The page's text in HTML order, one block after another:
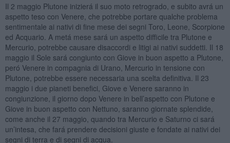
Il 2 maggio Plutone inizierá il suo moto retrogrado, e subito avrá un
aspetto teso con Venere, che potrebbe portare qualche problema
sentimentale ai nativi di fine mese dei segni Toro, Leone, Scorpione
ed Acquario. A metá mese sará un aspetto difficile tra Plutone e
Mercurio, potrebbe causare disaccordi e litigi ai nativi suddetti. Il 18
maggio il Sole sará congiunto con Giove in buon aspetto a Plutone,
peró Venere in compagnia di Urano, Mercurio in tensione con
Plutone, potrebbe essere necessaria una scelta definitiva. Il 23
maggio i due pianeti benefici, Giove e Venere saranno in
congiunzione, il giorno dopo Venere in bell’aspetto con Plutone e
Giove in buon aspetto con Nettuno, saranno giornate splendide,
come anche il 27 maggio, quando tra Mercurio e Saturno ci sará
un’intesa, che fará prendere decisioni giuste e fondate ai nativi dei
segni di terra e di segni di acqua.